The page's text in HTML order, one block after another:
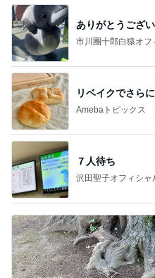
ありがとうござ
市川團十郎白猿オフ
リベイクでさら
Amebaトピックス
７人待ち
沢田聖子オフィシャ